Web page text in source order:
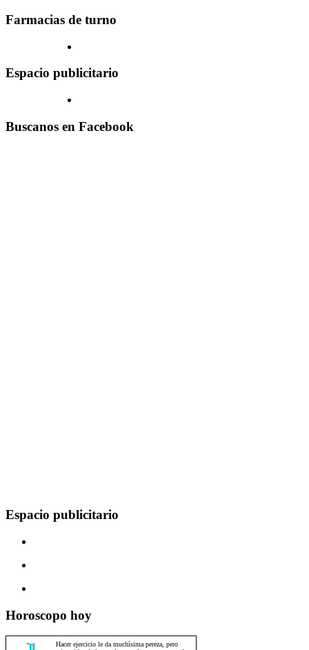
Farmacias de turno
Espacio publicitario
Buscanos en Facebook
Espacio publicitario
Horoscopo hoy